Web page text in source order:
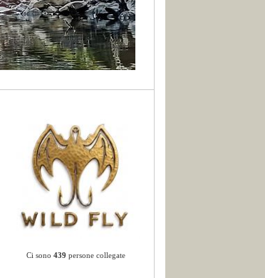
Ci sono 439 persone collegate